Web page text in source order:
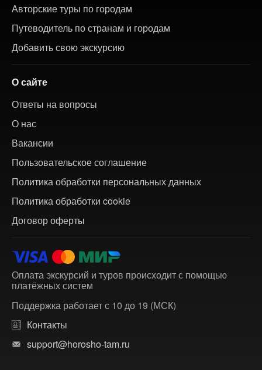
Авторские туры по городам
Путеводитель по странам и городам
Добавить свою экскурсию
О сайте
Ответы на вопросы
О нас
Вакансии
Пользовательское соглашение
Политика обработки персональных данных
Политика обработки cookie
Договор оферты
Оплата экскурсий и туров происходит с помощью
платёжных систем
Поддержка работает с 10 до 19 (МСК)
Контакты
support@horosho-tam.ru